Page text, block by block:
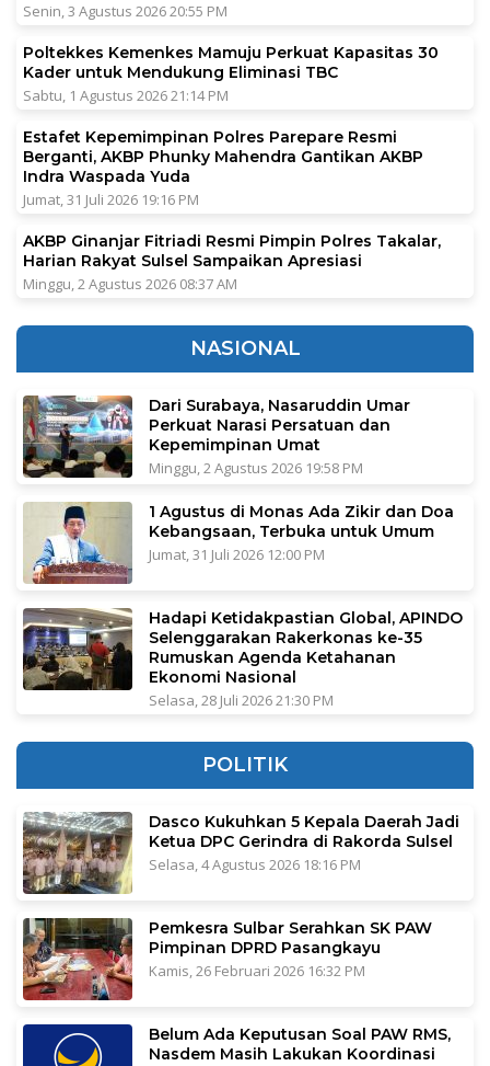
Senin, 3 Agustus 2026 20:55 PM
Poltekkes Kemenkes Mamuju Perkuat Kapasitas 30
Kader untuk Mendukung Eliminasi TBC
Sabtu, 1 Agustus 2026 21:14 PM
Estafet Kepemimpinan Polres Parepare Resmi
Berganti, AKBP Phunky Mahendra Gantikan AKBP
Indra Waspada Yuda
Jumat, 31 Juli 2026 19:16 PM
AKBP Ginanjar Fitriadi Resmi Pimpin Polres Takalar,
Harian Rakyat Sulsel Sampaikan Apresiasi
Minggu, 2 Agustus 2026 08:37 AM
NASIONAL
Dari Surabaya, Nasaruddin Umar
Perkuat Narasi Persatuan dan
Kepemimpinan Umat
Minggu, 2 Agustus 2026 19:58 PM
1 Agustus di Monas Ada Zikir dan Doa
Kebangsaan, Terbuka untuk Umum
Jumat, 31 Juli 2026 12:00 PM
Hadapi Ketidakpastian Global, APINDO
Selenggarakan Rakerkonas ke-35
Rumuskan Agenda Ketahanan
Ekonomi Nasional
Selasa, 28 Juli 2026 21:30 PM
POLITIK
Dasco Kukuhkan 5 Kepala Daerah Jadi
Ketua DPC Gerindra di Rakorda Sulsel
Selasa, 4 Agustus 2026 18:16 PM
Pemkesra Sulbar Serahkan SK PAW
Pimpinan DPRD Pasangkayu
Kamis, 26 Februari 2026 16:32 PM
Belum Ada Keputusan Soal PAW RMS,
Nasdem Masih Lakukan Koordinasi